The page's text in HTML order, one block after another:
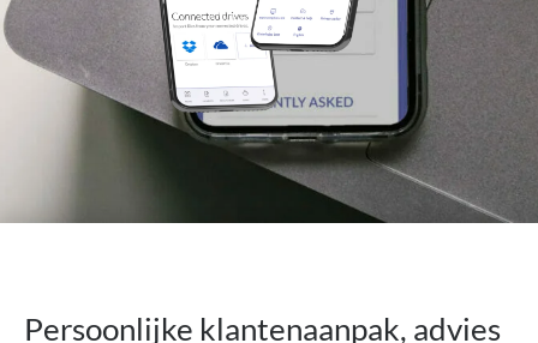
Persoonlijke klantenaanpak, advies